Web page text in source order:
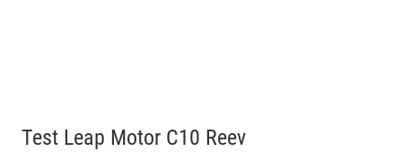
Test Leap Motor C10 Reev